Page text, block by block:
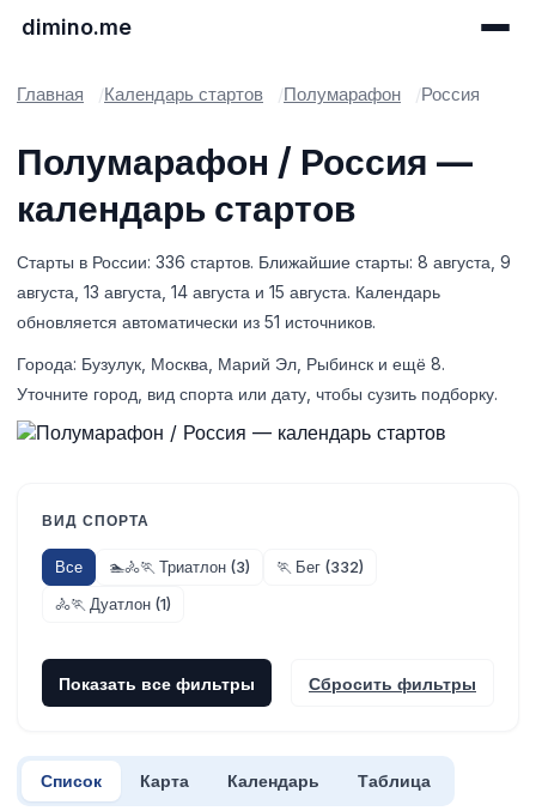
dimino.me
Главная Календарь стартов Полумарафон Россия
Полумарафон / Россия —
календарь стартов
Старты в России: 336 стартов. Ближайшие старты: 8 августа, 9
августа, 13 августа, 14 августа и 15 августа. Календарь
обновляется автоматически из 51 источников.
Города: Бузулук, Москва, Марий Эл, Рыбинск и ещё 8.
Уточните город, вид спорта или дату, чтобы сузить подборку.
ВИД СПОРТА
Все 🏊🚴🏃 Триатлон (3)
🏃 Бег (332)
🚴🏃 Дуатлон (1)
Показать все фильтры Сбросить фильтры
Список Карта Календарь Таблица